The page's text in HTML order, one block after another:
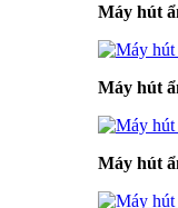
Máy hút
Máy hút
Máy hút